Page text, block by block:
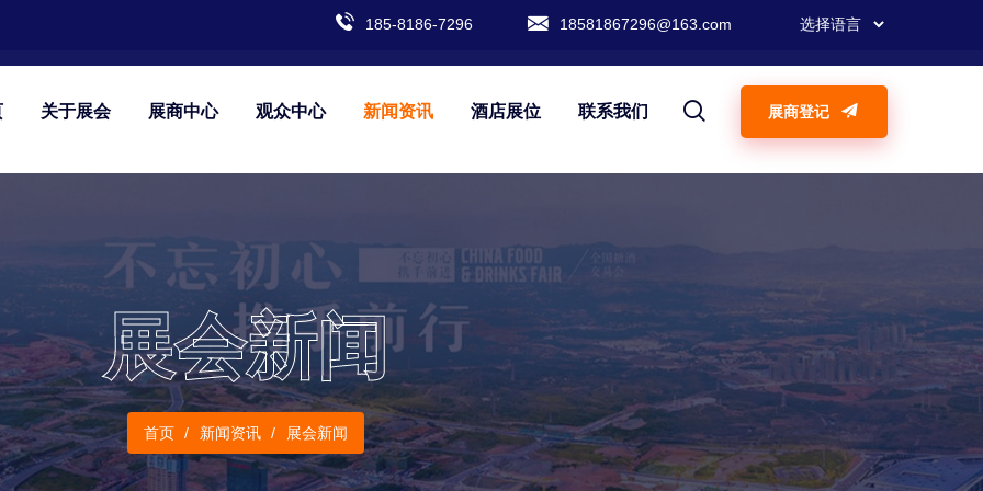
185-8186-7296 18581867296@163.com
关于展会 展商中心 观众中心 新闻资讯 酒店展位 联系我们 展商登记
展会新闻
首页 新闻资讯 展会新闻